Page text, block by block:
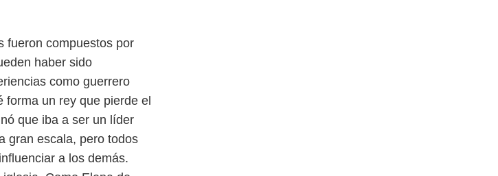
fueron compuestos por
haber sido
como guerrero
un rey que pierde el
que iba a ser un líder
gran escala, pero todos
a los demás.